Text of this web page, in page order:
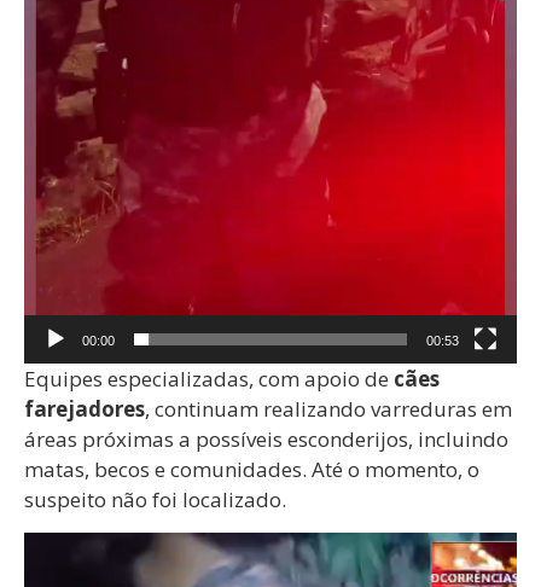
00:00 00:53
Equipes especializadas, com apoio de cães
farejadores, continuam realizando varreduras em
áreas próximas a possíveis esconderijos, incluindo
matas, becos e comunidades. Até o momento, o
suspeito não foi localizado.